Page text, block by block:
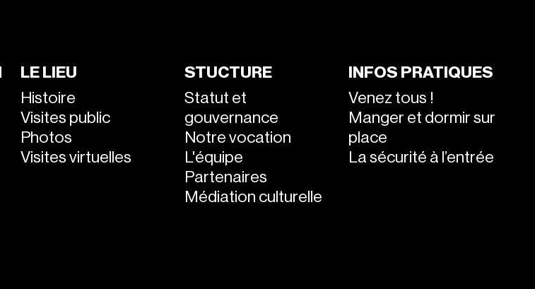
LE LIEU
Histoire
Visites public
Photos
Visites virtuelles
STUCTURE
Statut et
gouvernance
Notre vocation
L'équipe
Partenaires
Médiation culturelle
INFOS PRATIQUES
Venez tous !
Manger et dormir sur
place
La sécurité à l’entrée